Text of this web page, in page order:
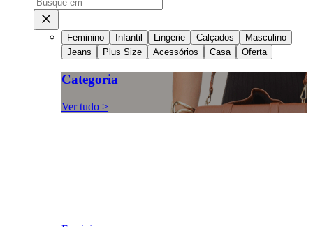
Feminino Infantil Lingerie Calçados
Masculino
Jeans
Plus Size Acessórios Casa Oferta
Categoria
Ver tudo >